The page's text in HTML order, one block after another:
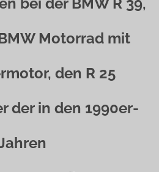
Motorrad mit
den R 25
der in den 1990er-